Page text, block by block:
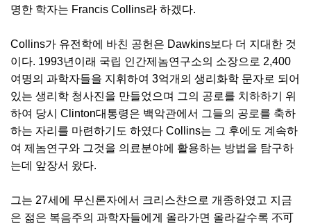
명한 학자는 Francis Collins라 하겠다.
Collins가 유전학에 바친 공헌은 Dawkins보다 더 지대한 것
이다. 1993년이래 국립 인간제놈연구소의 소장으로 2,400
여명의 과학자들을 지휘하여 3억개의 생리화학 문자로 되어
있는 생리학 청사진을 만들었으며 그의 공로를 치하하기 위
하여 당시 Clinton대통령은 백악관에서 그들의 공로를 축하
하는 자리를 마련하기도 하였다 Collins는 그 후에도 계속하
여 제놈연구와 그것을 의료분야에 활용하는 방법을 탐구하
는데 앞장서 왔다.
그는 27세에 무신론자에서 크리스챤으로 개종하였고 지금
은 젊은 복음주의 과학자들에게 올라가면 올라갈수록 不可